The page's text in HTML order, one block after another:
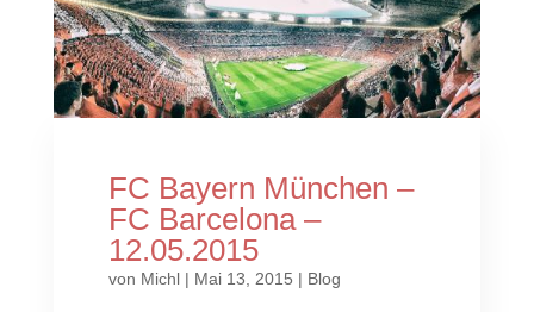
FC Bayern München –
FC Barcelona –
12.05.2015
von Michl| Mai 13, 2015 | Blog